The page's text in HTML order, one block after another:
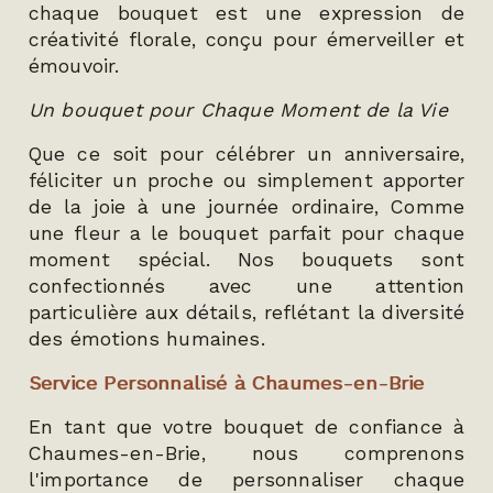
chaque bouquet est une expression de
créativité florale, conçu pour émerveiller et
émouvoir.
Un bouquet pour Chaque Moment de la Vie
Que ce soit pour célébrer un anniversaire,
féliciter un proche ou simplement apporter
de la joie à une journée ordinaire, Comme
une fleur a le bouquet parfait pour chaque
moment spécial. Nos bouquets sont
confectionnés avec une attention
particulière aux détails, reflétant la diversité
des émotions humaines.
Service Personnalisé à Chaumes-en-Brie
En tant que votre bouquet de confiance à
Chaumes-en-Brie, nous comprenons
l'importance de personnaliser chaque